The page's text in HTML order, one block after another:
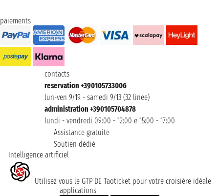
paiements
contacts
reservation +390105733006
lun-ven 9/19 - samedi 9/13 (32 linee)
administration +390105704878
lundi - vendredi 09:00 - 12:00 e 15:00 - 17:00
Assistance gratuite
Soutien dédié
Intelligence artificiel
Utilisez vous le GTP DE Taoticket pour votre croisière idéale
applications